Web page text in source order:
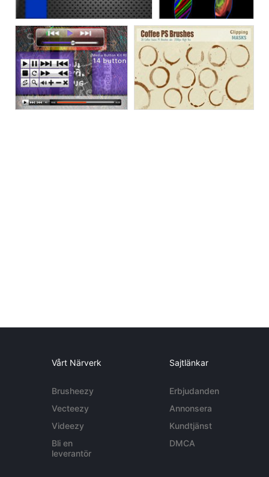
Vårt Närverk
Brusheezy
Vecteezy
Videezy
Bli en
leverantör
Sajtlänkar
Erbjudanden
Annonsera
Kundtjänst
DMCA